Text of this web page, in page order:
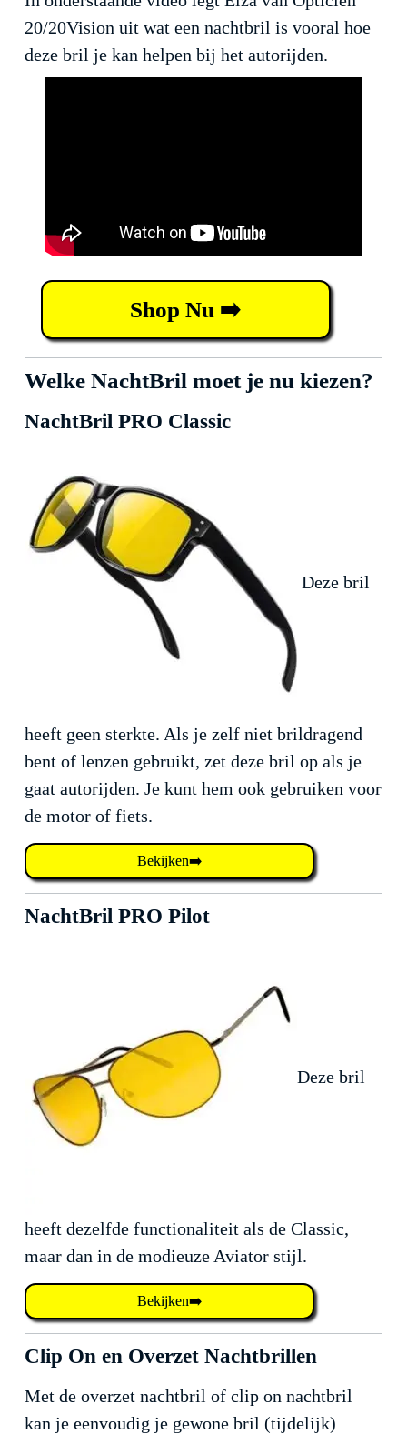
20/20Vision uit wat een nachtbril is vooral hoe
deze bril je kan helpen bij het autorijden.
Shop Nu ➡️
Welke NachtBril moet je nu kiezen?
NachtBril PRO Classic
Deze bril
heeft geen sterkte. Als je zelf niet brildragend
bent of lenzen gebruikt, zet deze bril op als je
gaat autorijden. Je kunt hem ook gebruiken voor
de motor of fiets.
Bekijken➡️
NachtBril PRO Pilot
Deze bril
heeft dezelfde functionaliteit als de Classic,
maar dan in de modieuze Aviator stijl.
Bekijken➡️
Clip On en Overzet Nachtbrillen
Met de overzet nachtbril of clip on nachtbril
kan je eenvoudig je gewone bril (tijdelijk)